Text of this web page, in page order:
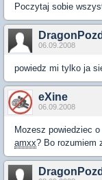
Poczytaj sobie
06.09.2008
powiedz mi tylko ja
eXine
06.09.2008
Mozesz powiedziec
amxx? Bo rozumiem